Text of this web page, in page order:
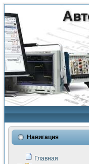
Навигация
Главная